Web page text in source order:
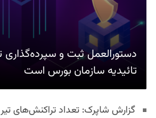
دستورالعمل ثبت و سپرده‌گذاری
تائیدیه سازمان بورس است